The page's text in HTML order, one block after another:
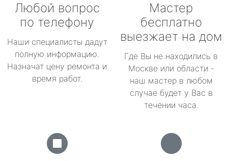
Любой вопрос
по телефону
Наши специалисты дадут
полную информацию.
Назначат цену ремонта и
время работ.
Мастер
бесплатно
выезжает на дом
Где Вы не находились в
Москве или области -
наш мастер в любом
случае будет у Вас в
течении часа.